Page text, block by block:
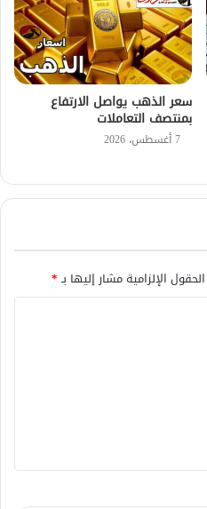
سعر الذهب يواصل الارتفاع
بمنتصف التعاملات
7 أغسطس، 2026
الحقول الإلزامية مشار إليها بـ*